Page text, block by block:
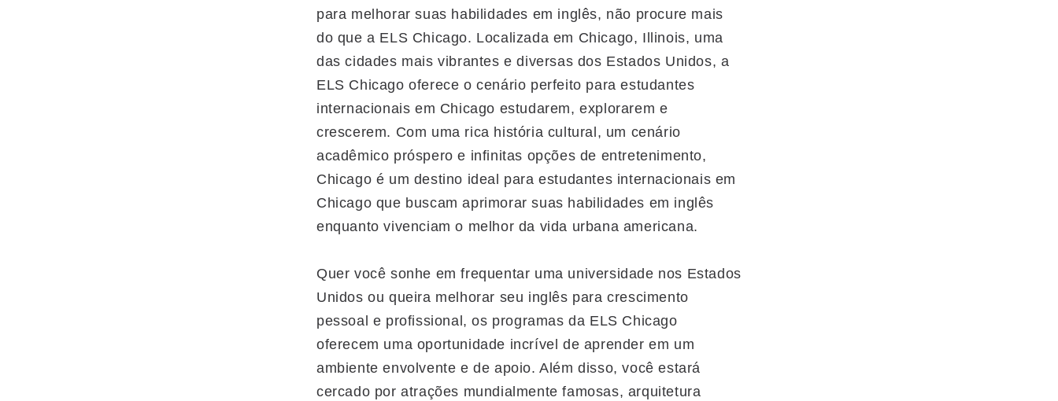
para melhorar suas habilidades em inglês, não procure mais
do que a ELS Chicago. Localizada em Chicago, Illinois, uma
das cidades mais vibrantes e diversas dos Estados Unidos, a
ELS Chicago oferece o cenário perfeito para estudantes
internacionais em Chicago estudarem, explorarem e
crescerem. Com uma rica história cultural, um cenário
acadêmico próspero e infinitas opções de entretenimento,
Chicago é um destino ideal para estudantes internacionais em
Chicago que buscam aprimorar suas habilidades em inglês
enquanto vivenciam o melhor da vida urbana americana.
Quer você sonhe em frequentar uma universidade nos Estados
Unidos ou queira melhorar seu inglês para crescimento
pessoal e profissional, os programas da ELS Chicago
oferecem uma oportunidade incrível de aprender em um
ambiente envolvente e de apoio. Além disso, você estará
cercado por atrações mundialmente famosas, arquitetura